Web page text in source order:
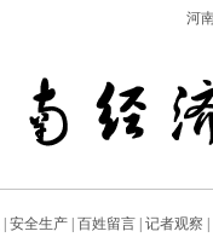
河
安全生产 百姓留言 记者观察